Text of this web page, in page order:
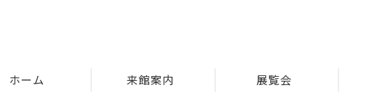
ホーム 来館案内 展覧会